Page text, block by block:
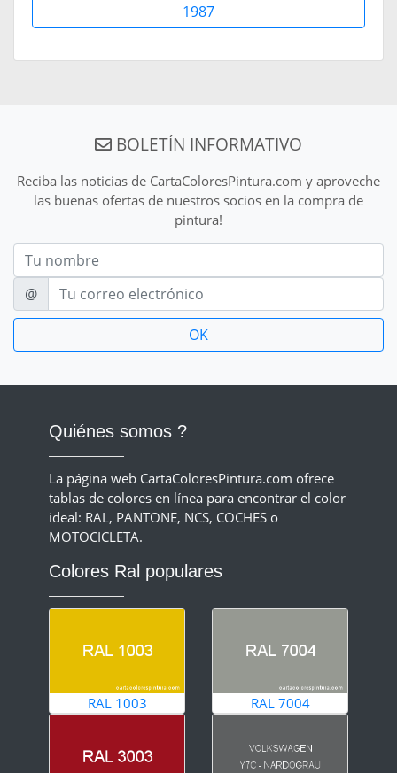
1987
BOLETÍN INFORMATIVO
Reciba las noticias de CartaColoresPintura.com y aproveche
las buenas ofertas de nuestros socios en la compra de
pintura!
Nom
E-mail
@
Quiénes somos ?
La página web CartaColoresPintura.com ofrece
tablas de colores en línea para encontrar el color
ideal: RAL, PANTONE, NCS, COCHES o
MOTOCICLETA.
Colores Ral populares
RAL 1003 RAL 7004